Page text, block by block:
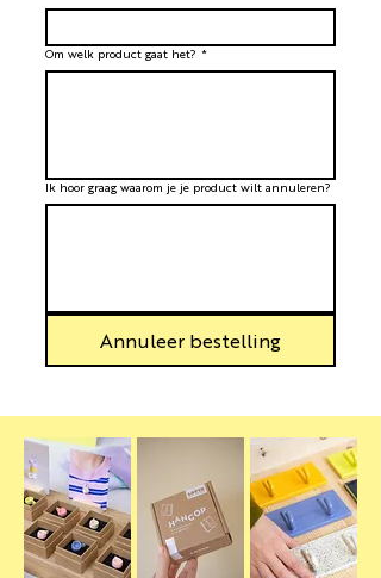
Om welk product gaat het? *
Ik hoor graag waarom je je product wilt annuleren?
Annuleer bestelling